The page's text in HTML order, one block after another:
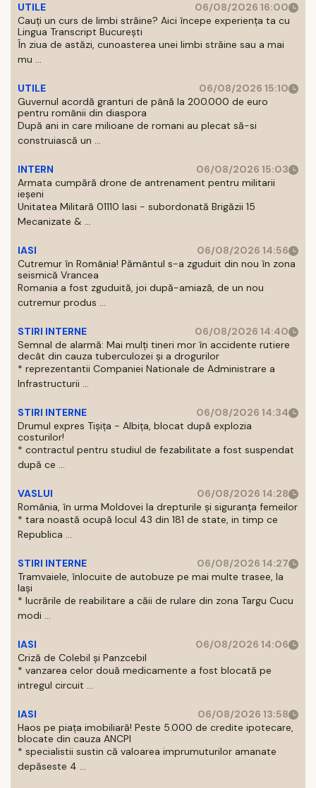
UTILE
06/08/2026 16:00
Cauți un curs de limbi străine? Aici începe experiența ta cu
Lingua Transcript București
În ziua de astăzi, cunoasterea unei limbi străine sau a mai
mu ...
UTILE
06/08/2026 15:10
Guvernul acordă granturi de până la 200.000 de euro
pentru românii din diaspora
După ani in care milioane de romani au plecat să-si
construiască un ...
INTERN
06/08/2026 15:03
Armata cumpără drone de antrenament pentru militarii
ieșeni
Unitatea Militară 01110 Iasi - subordonată Brigăzii 15
Mecanizate & ...
IASI
06/08/2026 14:56
Cutremur în România! Pământul s-a zguduit din nou în zona
seismică Vrancea
Romania a fost zguduită, joi după-amiază, de un nou
cutremur produs ...
STIRI INTERNE
06/08/2026 14:40
Semnal de alarmă: Mai mulți tineri mor în accidente rutiere
decât din cauza tuberculozei și a drogurilor
* reprezentantii Companiei Nationale de Administrare a
Infrastructurii ...
STIRI INTERNE
06/08/2026 14:34
Drumul expres Tișița - Albița, blocat după explozia
costurilor!
* contractul pentru studiul de fezabilitate a fost suspendat
după ce ...
VASLUI
06/08/2026 14:28
România, în urma Moldovei la drepturile și siguranța femeilor
* tara noastă ocupă locul 43 din 181 de state, in timp ce
Republica ...
STIRI INTERNE
06/08/2026 14:27
Tramvaiele, înlocuite de autobuze pe mai multe trasee, la
Iași
* lucrările de reabilitare a căii de rulare din zona Targu Cucu
modi ...
IASI
06/08/2026 14:06
Criză de Colebil și Panzcebil
* vanzarea celor două medicamente a fost blocată pe
intregul circuit ...
IASI
06/08/2026 13:58
Haos pe piața imobiliară! Peste 5.000 de credite ipotecare,
blocate din cauza ANCPI
* specialistii sustin că valoarea imprumuturilor amanate
depăseste 4 ...